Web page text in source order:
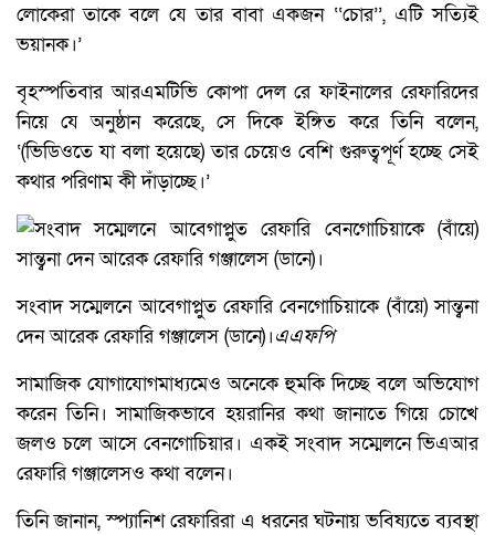
লোকেরা তাকে বলে যে তার বাবা একজন ‘‘চোর’’, এটি সত্যিই
ভয়ানক।’
বৃহস্পতিবার আরএমটিভি কোপা দেল রে ফাইনালের রেফারিদের
নিয়ে যে অনুষ্ঠান করেছে, সে দিকে ইঙ্গিত করে তিনি বলেন,
‘(ভিডিওতে যা বলা হয়েছে) তার চেয়েও বেশি গুরুত্বপূর্ণ হচ্ছে সেই
কথার পরিণাম কী দাঁড়াচ্ছে।’
সংবাদ সম্মেলনে আবেগাপ্লুত রেফারি বেনগোচিয়াকে (বাঁয়ে) সান্ত্বনা
দেন আরেক রেফারি গঞ্জালেস (ডানে)।এএফপি
সামাজিক যোগাযোগমাধ্যমেও অনেকে হুমকি দিচ্ছে বলে অভিযোগ
করেন তিনি। সামাজিকভাবে হয়রানির কথা জানাতে গিয়ে চোখে
জলও চলে আসে বেনগোচিয়ার। একই সংবাদ সম্মেলনে ভিএআর
রেফারি গঞ্জালেসও কথা বলেন।
তিনি জানান, স্প্যানিশ রেফারিরা এ ধরনের ঘটনায় ভবিষ্যতে ব্যবস্থা